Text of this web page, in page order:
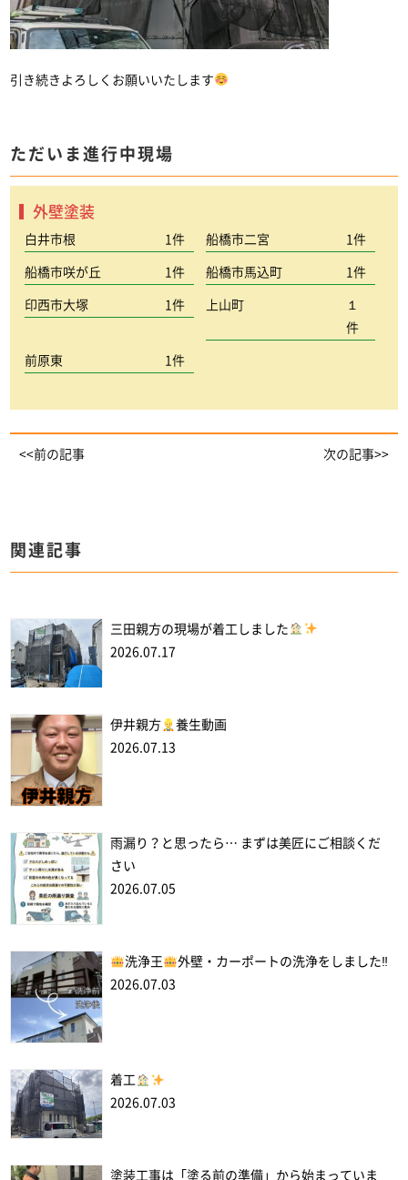
引き続きよろしくお願いいたします
ただいま進行中現場
外壁塗装
白井市根 1件 船橋市二宮 1件
船橋市咲が丘 1件 船橋市馬込町 1件
印西市大塚 1件 上山町
１
件
前原東 1件
<<前の記事 次の記事>>
関連記事
三田親方の現場が着工しました
2026.07.17
伊井親方
養生動画
2026.07.13
雨漏り？と思ったら… まずは美匠にご相談くだ
さい
2026.07.05
洗浄王
外壁・カーポートの洗浄をしました‼
2026.07.03
着工
2026.07.03
塗装工事は「塗る前の準備」から始まっていま